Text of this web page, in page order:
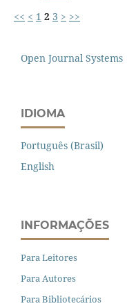
<< < 1 2 3 > >>
Open Journal Systems
IDIOMA
Português (Brasil)
English
INFORMAÇÕES
Para Leitores
Para Autores
Para Bibliotecários